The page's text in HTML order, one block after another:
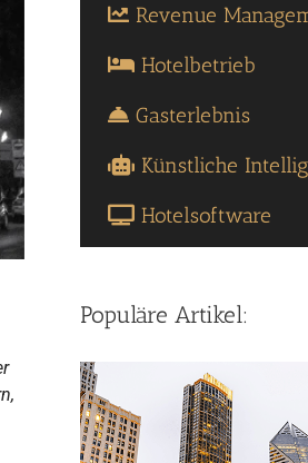
Revenue
Hotelbetrieb
Gasterlebnis
Künstliche
Hotelsoftware
Populäre Artikel: